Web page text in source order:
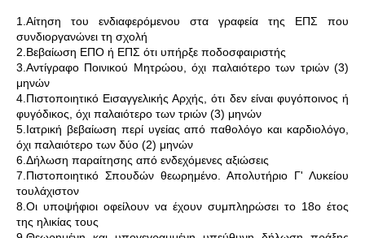
1.Αίτηση του ενδιαφερόμενου στα γραφεία της ΕΠΣ που
συνδιοργανώνει τη σχολή
2.Βεβαίωση ΕΠΟ ή ΕΠΣ ότι υπήρξε ποδοσφαιριστής
3.Αντίγραφο Ποινικού Μητρώου, όχι παλαιότερο των τριών (3)
μηνών
4.Πιστοποιητικό Εισαγγελικής Αρχής, ότι δεν είναι φυγόποινος ή
φυγόδικος, όχι παλαιότερο των τριών (3) μηνών
5.Ιατρική βεβαίωση περί υγείας από παθολόγο και καρδιολόγο,
όχι παλαιότερο των δύο (2) μηνών
6.Δήλωση παραίτησης από ενδεχόμενες αξιώσεις
7.Πιστοποιητικό Σπουδών θεωρημένο. Απολυτήριο Γ' Λυκείου
τουλάχιστον
8.Οι υποψήφιοι οφείλουν να έχουν συμπληρώσει το 18ο έτος
της ηλικίας τους